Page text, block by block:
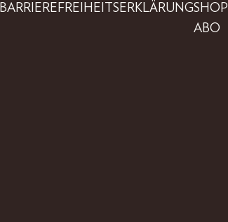
BARRIEREFREIHEITSERKLÄRUNGSHOP
ABO